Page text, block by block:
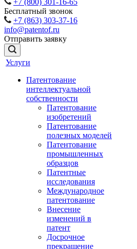
+7 (800) 301-16-65
Бесплатный звонок
+7 (863) 303-37-16
info@patentof.ru
Отправить заявку
Услуги
Патентование
интеллектуальной
собственности
Патентование
изобретений
Патентование
полезных моделей
Патентование
промышленных
образцов
Патентные
исследования
Международное
патентование
Внесение
изменений в
патент
Досрочное
прекращение